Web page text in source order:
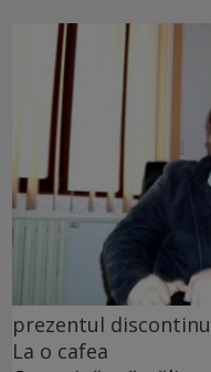
prezentul
La o cafea